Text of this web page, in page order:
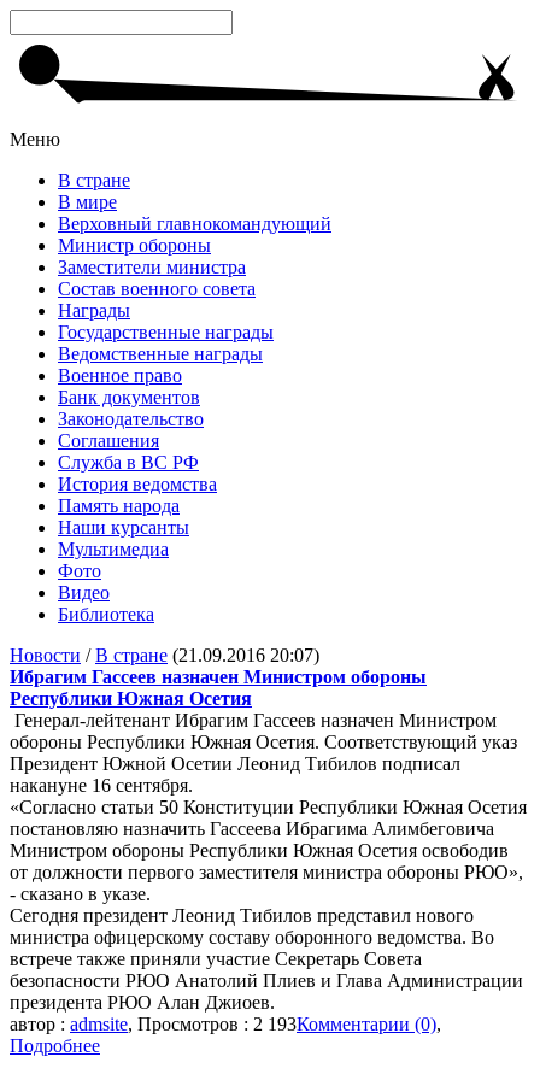
Меню
В стране
В мире
Верховный главнокомандующий
Министр обороны
Заместители министра
Состав военного совета
Награды
Государственные награды
Ведомственные награды
Военное право
Банк документов
Законодательство
Соглашения
Служба в ВС РФ
История ведомства
Память народа
Наши курсанты
Мультимедиа
Фото
Видео
Библиотека
Новости /В стране (21.09.2016 20:07)
Ибрагим Гассеев назначен Министром обороны
Республики Южная Осетия
Генерал-лейтенант Ибрагим Гассеев назначен Министром
обороны Республики Южная Осетия. Соответствующий указ
Президент Южной Осетии Леонид Тибилов подписал
накануне 16 сентября.
«Согласно статьи 50 Конституции Республики Южная Осетия
постановляю назначить Гассеева Ибрагима Алимбеговича
Министром обороны Республики Южная Осетия освободив
от должности первого заместителя министра обороны РЮО»,
- сказано в указе.
Сегодня президент Леонид Тибилов представил нового
министра офицерскому составу оборонного ведомства. Во
встрече также приняли участие Секретарь Совета
безопасности РЮО Анатолий Плиев и Глава Администрации
президента РЮО Алан Джиоев.
автор : admsite, Просмотров : 2 193Комментарии (0),
Подробнее